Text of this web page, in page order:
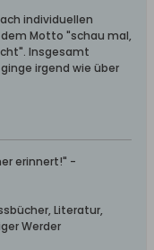
individuellen
Motto "schau mal,
Insgesamt
irgend wie über
erinnert!" -
Literatur,
Werder